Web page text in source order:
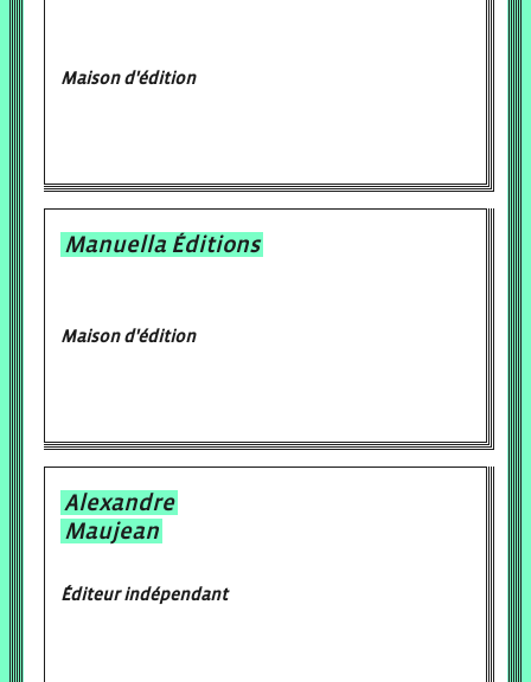
Maison d'édition
Manuella Éditions
Maison d'édition
Alexandre
Maujean
Éditeur indépendant